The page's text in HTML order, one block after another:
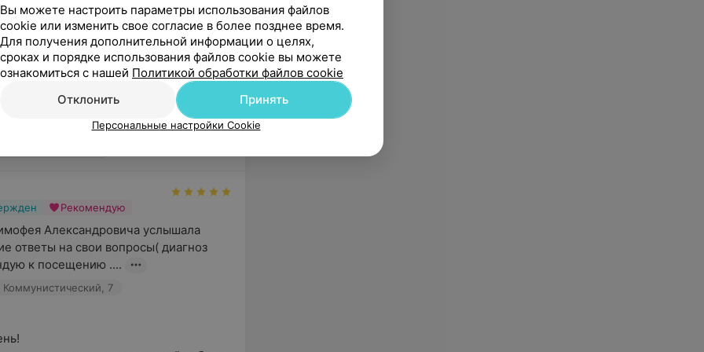
Коммунистический, 7
Бирули, 12
Рекомендую
Александровича услышала
ответы на свои вопросы( диагноз
к посещению ....
Коммунистический, 7
Вы можете настроить параметры использования файлов
cookie или изменить свое согласие в более позднее время.
Для получения дополнительной информации о целях,
сроках и порядке использования файлов cookie вы можете
ознакомиться с нашей Политикой обработки файлов cookie
Отклонить
Принять
Персональные настройки Cookie